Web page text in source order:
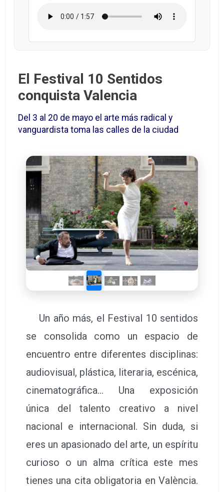
El Festival 10 Sentidos
conquista Valencia
Del 3 al 20 de mayo el arte más radical y
vanguardista toma las calles de la ciudad
Un año más, el Festival 10 sentidos
se consolida como un espacio de
encuentro entre diferentes disciplinas:
audiovisual, plástica, literaria, escénica,
cinematográfica… Una exposición
única del talento creativo a nivel
nacional e internacional. Sin duda, si
eres un apasionado del arte, un espíritu
curioso o un alma crítica este mes
tienes una cita obligatoria en València.